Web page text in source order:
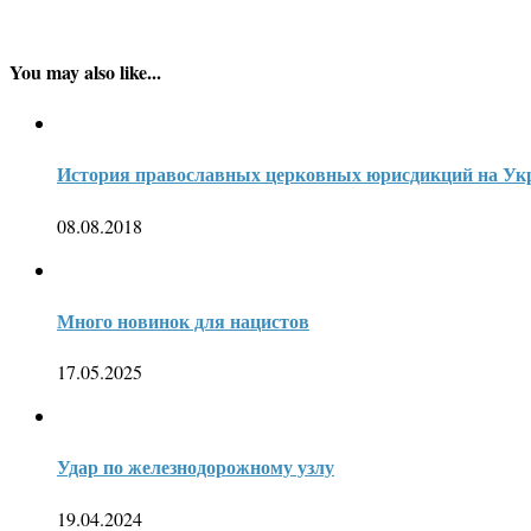
You may also like...
История православных церковных юрисдикций на
08.08.2018
Много новинок для нацистов
17.05.2025
Удар по железнодорожному узлу
19.04.2024